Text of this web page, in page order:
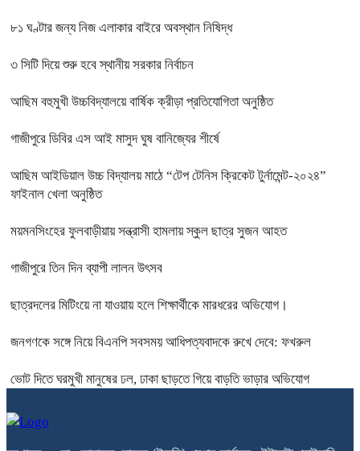
৮১ ঘণ্টার জন্য নিজ এলাকার বাইরে অবস্থান নিষিদ্ধ
৩ সিটি দিয়ে শুরু হবে স্থানীয় সরকার নির্বাচন
আছিম বহুমুখী উচ্চবিদ্যালয়ে বার্ষিক ক্রীড়া প্রতিযোগিতা অনুষ্ঠিত
গাজীপুরে ডিবির এস আই মাসুদ ঘুষ বানিজ্যের শীর্ষে
আছিম আইডিয়াল উচ্চ বিদ্যালয় মাঠে “টেপ টেনিস ক্রিকেট টুর্নামেন্ট-২০২৪”
ফাইনাল খেলা অনুষ্ঠিত
ময়মনসিংহের ফুলবাড়ীয়ায় সন্ত্রাসী হামলায় স্কুল ছাত্র সুজন আহত
গাজীপুরে তিন দিন ব্যাপী লালন উৎসব
ছাত্রদলের মিটিংয়ে না যাওয়ায় হলে শিক্ষার্থীকে মারধরের অভিযোগ।
জনগণকে সঙ্গে নিয়ে বিএনপি সবসময় আধিপত্যবাদকে রুখে দেবে: ফখরুল
ভোট দিতে ঘরমুখী মানুষের ঢল, ঢাকা ছাড়তে গিয়ে বাড়তি ভাড়ার অভিযোগ